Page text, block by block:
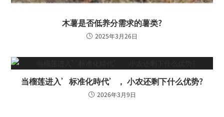
木薯是否低养分需求的薯类?
2025年3月26日
当榴莲进入’标准化時代’， 小农还剩下什么优势?
2026年3月9日